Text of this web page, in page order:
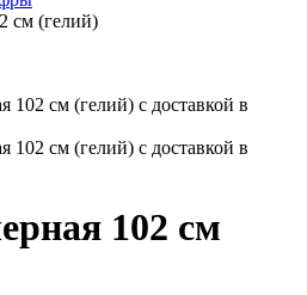
см (гелий)
102 см